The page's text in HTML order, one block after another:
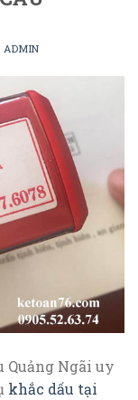
ADMIN
Quảng Ngãi uy
khắc dấu tại